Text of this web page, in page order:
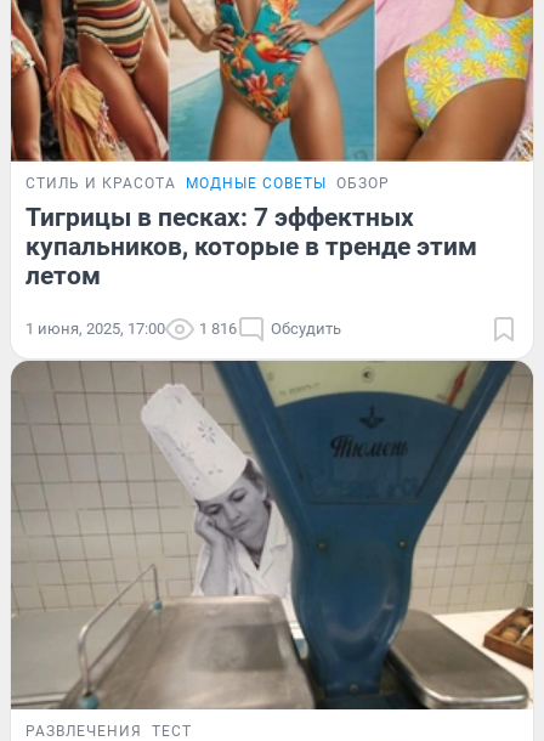
СТИЛЬ И КРАСОТА МОДНЫЕ СОВЕТЫ ОБЗОР
Тигрицы в песках: 7 эффектных
купальников, которые в тренде этим
летом
1 июня, 2025, 17:00 1 816 Обсудить
РАЗВЛЕЧЕНИЯ ТЕСТ